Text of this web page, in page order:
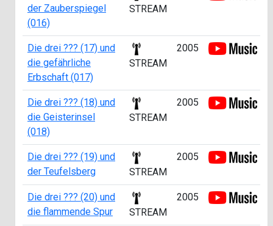
der Zauberspiegel
(016)
STREAM
Die drei ??? (17) und
die gefährliche
Erbschaft (017)
STREAM
2005
Die drei ??? (18) und
die Geisterinsel
(018)
STREAM
2005
Die drei ??? (19) und
der Teufelsberg
STREAM
2005
Die drei ??? (20) und
die flammende Spur
STREAM
2005